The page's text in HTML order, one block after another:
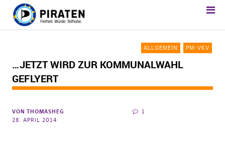
ALLGEMEIN PM-VKV
…JETZT WIRD ZUR KOMMUNALWAHL
GEFLYERT
VON THOMASHEG
28. APRIL 2014
1